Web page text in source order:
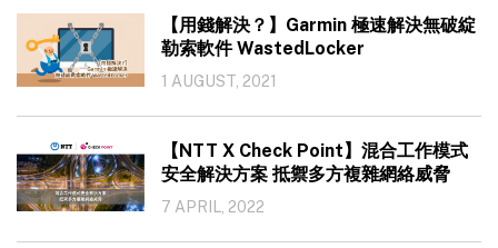
【用錢解決？】Garmin 極速解決無破綻
勒索軟件 WastedLocker
1 AUGUST, 2021
【NTT X Check Point】混合工作模式
安全解決方案 抵禦多方複雜網絡威脅
7 APRIL, 2022